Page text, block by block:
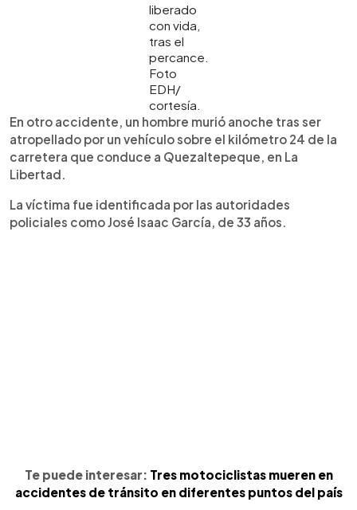
liberado
con vida,
tras el
percance.
Foto
EDH/
cortesía.
En otro accidente, un hombre murió anoche tras ser
atropellado por un vehículo sobre el kilómetro 24 de la
carretera que conduce a Quezaltepeque, en La
Libertad.
La víctima fue identificada por las autoridades
policiales como José Isaac García, de 33 años.
Te puede interesar: Tres motociclistas mueren en
accidentes de tránsito en diferentes puntos del país